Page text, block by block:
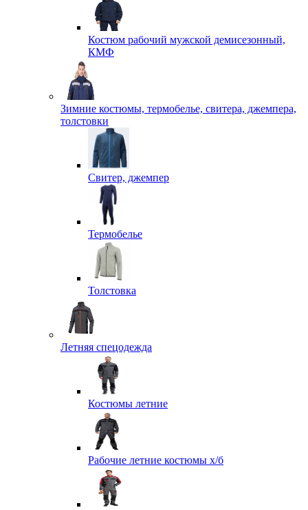
Костюм рабочий мужской демисезонный,
КМФ
Зимние костюмы, термобелье, свитера, джемпера,
толстовки
Свитер, джемпер
Термобелье
Толстовка
Летняя спецодежда
Костюмы летние
Рабочие летние костюмы х/б